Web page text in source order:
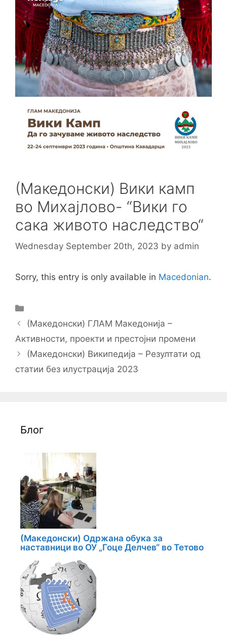
(Македонски) Вики камп
во Михајлово- “Вики го
сака живото наследство“
Wednesday September 20th, 2023 by admin
Sorry, this entry is only available in Macedonian.
Post
navigation
(Македонски) ГЛАМ Македонија –
Активности, проекти и престојни промени
(Македонски) Википедија – Резултати од
статии без илустрација 2023
Блог
(Македонски) Одржана обука за
наставници во ОУ „Гоце Делчев“ во Тетово